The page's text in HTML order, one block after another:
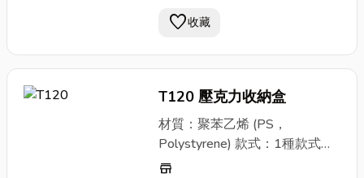
當次交易之發票以便於作業。
①影像會因拍攝設備影響，跟商
品實體外觀與色澤有差異，敬請
見諒。 ②商品會因原物料、廠
商製造品質管控等影響，外觀與
尺寸偶有差異但以現場商品為
主。建議訂購前致電洽詢，或至
門市確認後再購買。 ③因庫存
管控、商品流通頻繁，欲大量購
買建議您先來電洽詢避免向隅。
個280元 商品說明： ①聚苯乙
脆，無色透明。易被強酸、強
抗油脂，受到紫外光照射後易變
色。 其商品薄且脆弱，使用上
請避免摔撞。 ②塑膠商品，請
favorite收藏
T120 壓克力收納盒
材質：聚苯乙烯 (PS，
Polystyrene) 款式：1種款式、
1種顏色(粉色) 規格與售價： ▶
store